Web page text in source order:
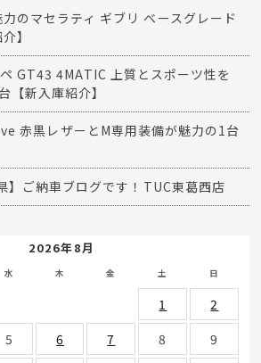
のマセラティ ギブリ ベースグレード
】
GT43 4MATIC 上質とスポーツ性を
【新入庫紹介】
赤黒レザーとM専用装備が魅力の1台
】ご納車ブログです！TUC東葛西店
2026年8月
水 木 金 土 日
1
2
5 6 7 8
9